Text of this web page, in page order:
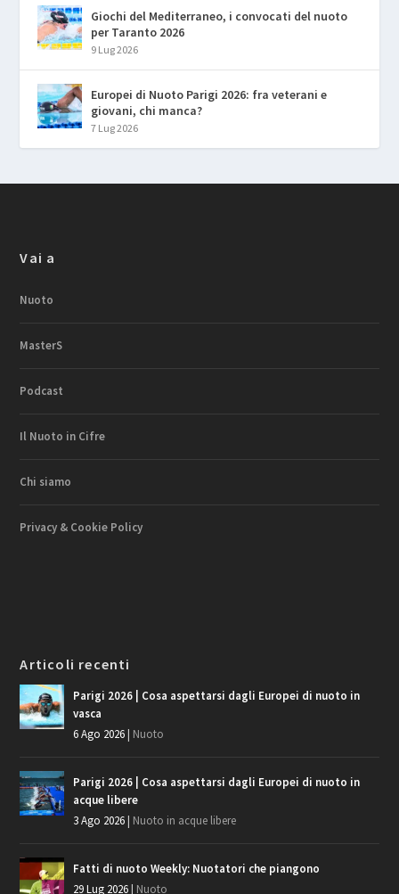
Giochi del Mediterraneo, i convocati del nuoto
per Taranto 2026
9 Lug 2026
Europei di Nuoto Parigi 2026: fra veterani e
giovani, chi manca?
7 Lug 2026
Vai a
Nuoto
MasterS
Podcast
Il Nuoto in Cifre
Chi siamo
Privacy & Cookie Policy
Articoli recenti
Parigi 2026 | Cosa aspettarsi dagli Europei di nuoto in
vasca
6 Ago 2026| Nuoto
Parigi 2026 | Cosa aspettarsi dagli Europei di nuoto in
acque libere
3 Ago 2026| Nuoto in acque libere
Fatti di nuoto Weekly: Nuotatori che piangono
29 Lug 2026| Nuoto